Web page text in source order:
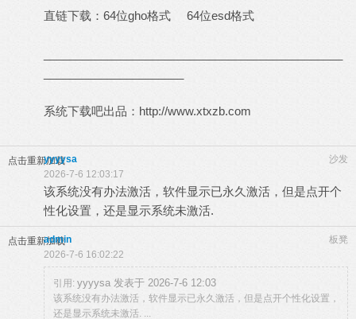
直链下载： 64位gho格式 64位esd格式
系统下载吧出品： http://www.xtxzb.com
点击重新加载 沙发
yyyysa
2026-7-6 12:03:17
该系统没有办法激活，软件显示已永久激活，但是点开个
性化设置，还是显示系统未激活.
点击重新加载 板凳
admin
2026-7-6 16:02:22
引用: yyyysa 发表于 2026-7-6 12:03
该系统没有办法激活，软件显示已永久激活，但是点开个性化设置，
还是显示系统未激活. ...